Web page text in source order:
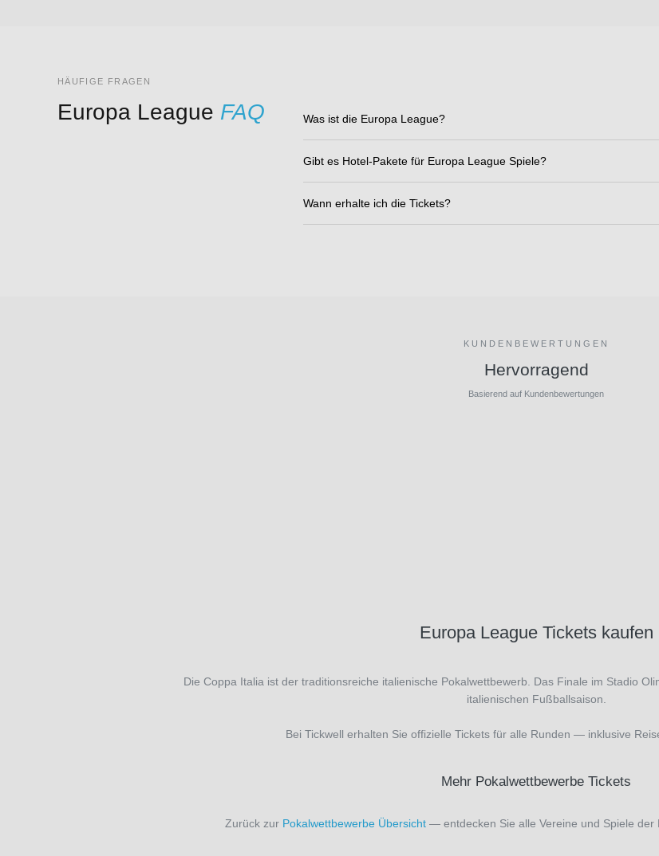
HÄUFIGE FRAGEN
Europa League FAQ Was ist die Europa League?
Gibt es Hotel-Pakete für Europa League Spiele?
Wann erhalte ich die Tickets?
KUNDENBEWERTUNGEN
Hervorragend
Basierend auf Kundenbewertungen
Europa League Tickets kaufen
Die Coppa Italia ist der traditionsreiche italienische Pokalwettbewerb. Das Finale im Stadio
italienischen Fußballsaison.
Bei Tickwell erhalten Sie offizielle Tickets für alle Runden — inklusive
Mehr Pokalwettbewerbe Tickets
Zurück zur Pokalwettbewerbe Übersicht— entdecken Sie alle Vereine und Spiele der